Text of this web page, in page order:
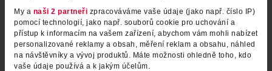
My a naši 2 partneři zpracováváme vaše údaje (jako např. číslo IP)
pomocí technologií, jako např. souborů cookie pro uchování a
přístup k informacím na vašem zařízení, abychom vám mohli nabízet
personalizované reklamy a obsah, měření reklam a obsahu, náhled
na návštěvníky a vývoj produktů. Máte možnosti ohledně toho, kdo
vaše údaje používá a k jakým účelům.
Štětec na make-up Can't Stop
Won't Stop
NYX Professional Makeup 1 ks
469 Kč
Štětec na pudr
Real Techniques 1 ks
359 Kč